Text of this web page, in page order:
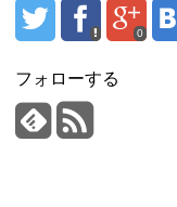
0
フォローする